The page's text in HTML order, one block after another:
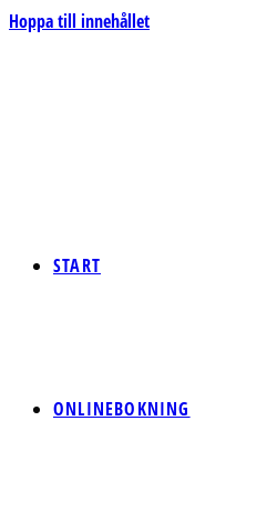
Hoppa till innehållet
START
ONLINEBOKNING